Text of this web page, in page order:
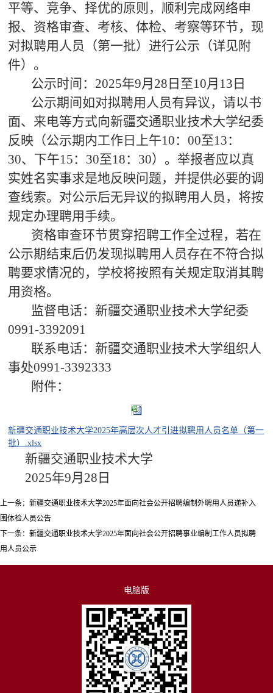
平等、竞争、择优的原则，顺利完成网络申
报、资格审查、考核、体检、考察等环节，现
对拟聘用人员（第一批）进行公示（详见附
件）。
公示时间：2025年9月28日至10月13日
公示期间如对拟聘用人员有异议，请以书
面、来电等方式向新疆交通职业技术大学纪委
反映（公示期内工作日上午10：00至13：
30、下午15：30至18：30）。举报者应以真
实姓名实事求是地反映问题，并提供必要的调
查线索。对公示后无异议的拟聘用人员，将按
规定办理聘用手续。
资格审查环节贯穿招聘工作全过程，若在
公示期结束后仍发现拟聘用人员存在不符合拟
聘要求情况的，学校将按照有关规定取消其聘
用资格。
监督电话：新疆交通职业技术大学纪委
0991-3392091
联系电话：新疆交通职业技术大学组织人
事处0991-3392333
附件：
新疆交通职业技术大学2025年高层次人才引进拟聘用人员名单（第一
批）.xlsx
新疆交通职业技术大学
2025年9月28日
上一条： 新疆交通职业技术大学2025年面向社会公开招聘编制外聘用人员递补入
围体检人员公告
下一条： 新疆交通职业技术大学2025年面向社会公开招聘事业编制工作人员拟聘
用人员公示
电脑版